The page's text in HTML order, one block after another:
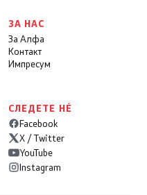
ЗА НАС
За Алфа
Контакт
Импресум
СЛЕДЕТЕ НÉ
Facebook
X / Twitter
YouTube
Instagram